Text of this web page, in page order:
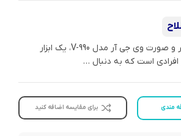
ماشین اصلاح موی سر و صورت وی جی آر مدل V-990، یک ابزار
افرادی است که به دنبال …
مندی برای مقایسه اضافه کنید